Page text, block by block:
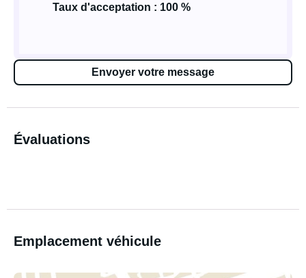
Taux d'acceptation : 100 %
Envoyer votre message
Évaluations
Emplacement véhicule